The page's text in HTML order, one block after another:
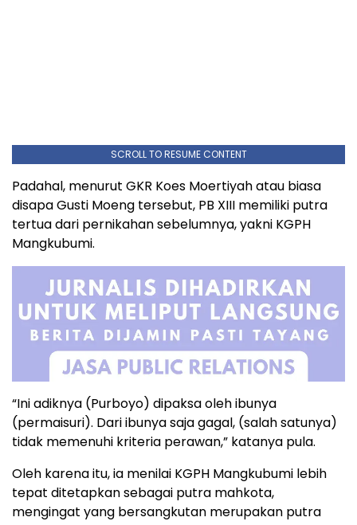
SCROLL TO RESUME CONTENT
Padahal, menurut GKR Koes Moertiyah atau biasa
disapa Gusti Moeng tersebut, PB XIII memiliki putra
tertua dari pernikahan sebelumnya, yakni KGPH
Mangkubumi.
“Ini adiknya (Purboyo) dipaksa oleh ibunya
(permaisuri). Dari ibunya saja gagal, (salah satunya)
tidak memenuhi kriteria perawan,” katanya pula.
Oleh karena itu, ia menilai KGPH Mangkubumi lebih
tepat ditetapkan sebagai putra mahkota,
mengingat yang bersangkutan merupakan putra